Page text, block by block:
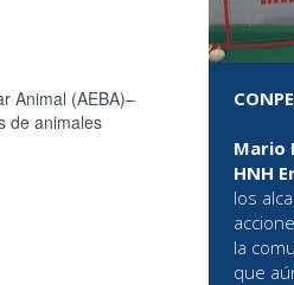
Animal (AEBA)–
de animales
Mario
HNH
los
la
que